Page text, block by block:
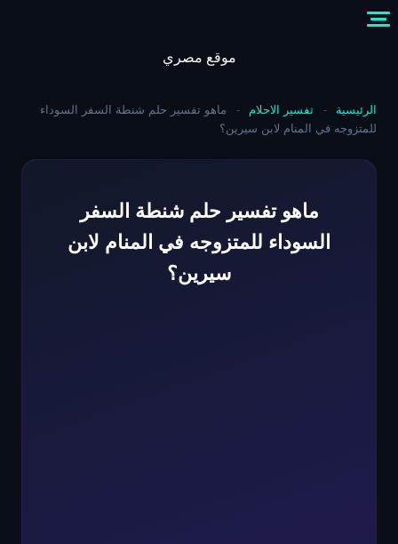
موقع مصري
الرئيسية - تفسير الاحلام -
ماهو تفسير حلم شنطة السفر السوداء
للمتزوجه في المنام لابن سيرين؟
ماهو تفسير حلم شنطة السفر
السوداء للمتزوجه في المنام لابن
سيرين؟